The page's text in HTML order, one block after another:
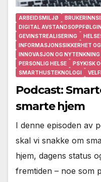
ARBEIDSMILJØ
DIGITAL
GEVINSTREALISERING
INFORMASJONSSIKKERHET
INNOVASJON OG NYTENKNING
PERSONLIG HELSE
PSYKISK
SMARTHUSTEKNOLOGI
Podcast:
smarte hjem
I denne episoden av
skal vi snakke om
hjem, dagens status
fremtiden – noe som